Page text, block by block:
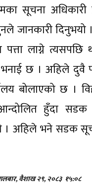
सूचना अधिकारी
जानकारी
पत्ता लाग्ने
छ । अहिले दुवै
बोलाएको छ ।
हुँदा
। अहिले भने सडक
वैशाख २९, २०८३ १५:०८